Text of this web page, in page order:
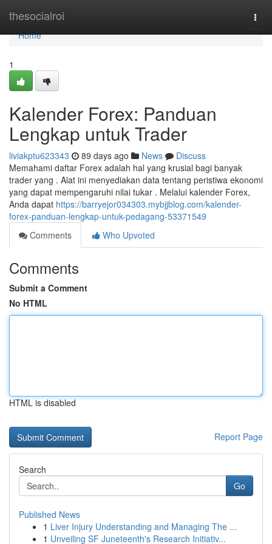
thesocialroi
Home
Home
1
Kalender Forex: Panduan
Lengkap untuk Trader
liviakptu623343 89 days ago News
Discuss
Memahami daftar Forex adalah hal yang krusial bagi banyak
trader yang . Alat ini menyediakan data tentang peristiwa ekonomi
yang dapat mempengaruhi nilai tukar . Melalui kalender Forex,
Anda dapat https://barryejor034303.mybjjblog.com/kalender-
forex-panduan-lengkap-untuk-pedagang-53371549
Comments
Who Upvoted
Comments
Submit a Comment
No HTML
HTML is disabled
Report Page
Search
Go
Published News
1 Liver Injury Understanding and Managing The ...
1 Unveiling SF Juneteenth's Research Initiativ...